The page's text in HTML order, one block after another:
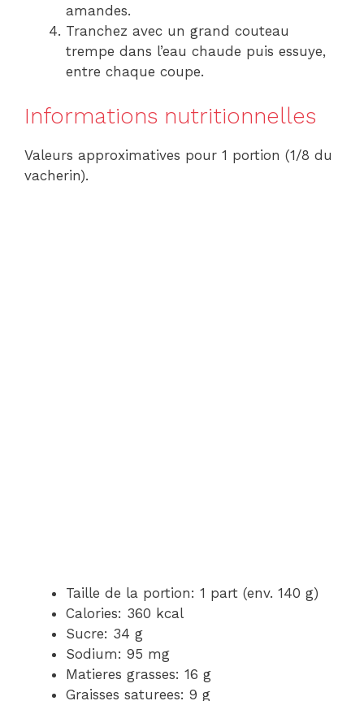
amandes.
Tranchez avec un grand couteau
trempe dans l’eau chaude puis essuye,
entre chaque coupe.
Informations nutritionnelles
Valeurs approximatives pour 1 portion (1/8 du
vacherin).
Taille de la portion: 1 part (env. 140 g)
Calories: 360 kcal
Sucre: 34 g
Sodium: 95 mg
Matieres grasses: 16 g
Graisses saturees: 9 g